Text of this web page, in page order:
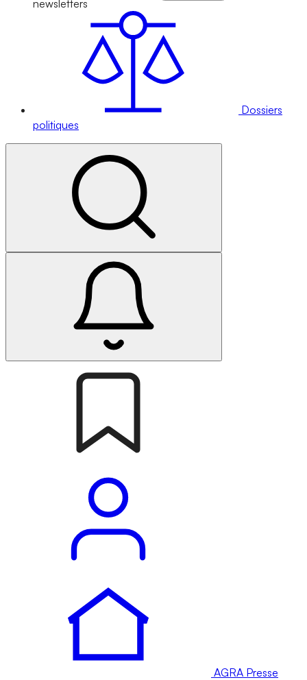
newsletters
Dossiers
politiques
AGRA Presse